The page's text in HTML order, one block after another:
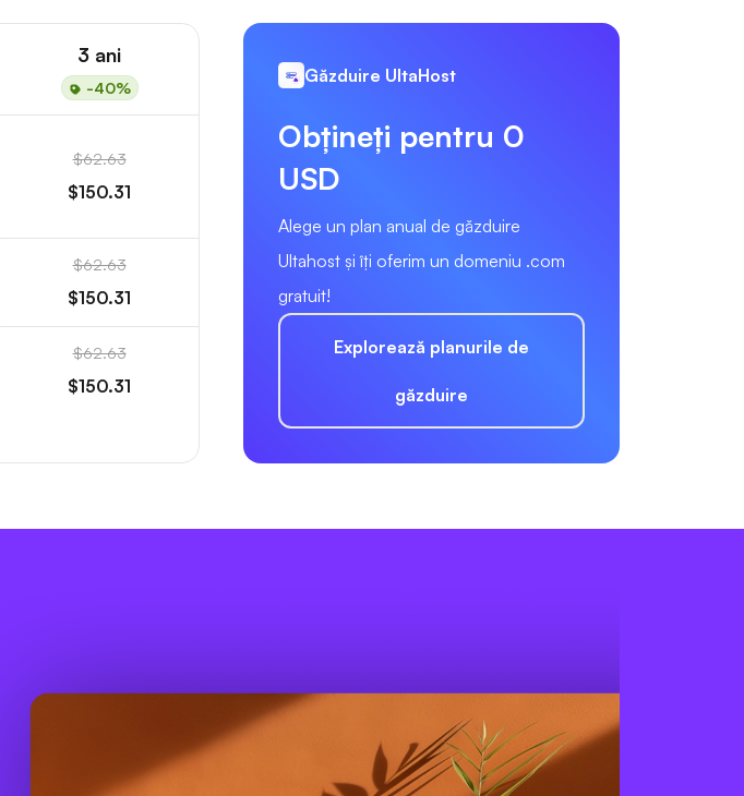
3 ani
-40%
$62.63
$150.31
$62.63
$150.31
$62.63
$150.31
Găzduire UltaHost
Obțineți pentru 0
USD
Alege un plan anual de găzduire
Ultahost și îți oferim un domeniu .com
gratuit!
Explorează planurile de
găzduire